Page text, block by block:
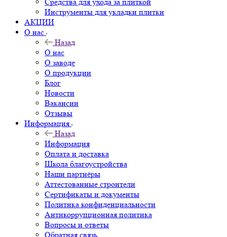
Инструменты для укладки плитки
АКЦИИ
О нас
Назад
О нас
О заводе
О продукции
Блог
Новости
Вакансии
Отзывы
Информация
Назад
Информация
Оплата и доставка
Школа благоустройства
Наши партнёры
Аттестованные строители
Сертификаты и документы
Политика конфиденциальности
Антикоррупционная политика
Вопросы и ответы
Обратная связь